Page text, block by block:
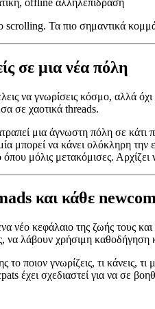
Τα πιο σημαντικά
σε μια νέα πόλη
να γνωρίσεις κόσμο, αλλά
σε χαοτικά threads.
μια άγνωστη πόλη σε
να κάνει ολόκληρη την
μόλις μετακόμισες.
και κάθε
νέο κεφάλαιο της ζωής τους
να λάβουν χρήσιμη
ποιον γνωρίζεις, τι κάνεις,
έχει σχεδιαστεί για να σε